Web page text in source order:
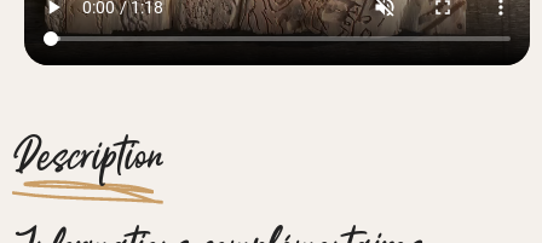
Description